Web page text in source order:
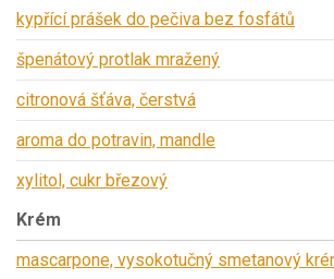
kypřící prášek do pečiva bez fosfátů
špenátový protlak mražený
citronová šťáva, čerstvá
aroma do potravin, mandle
xylitol, cukr březový
Krém
mascarpone, vysokotučný smetanový